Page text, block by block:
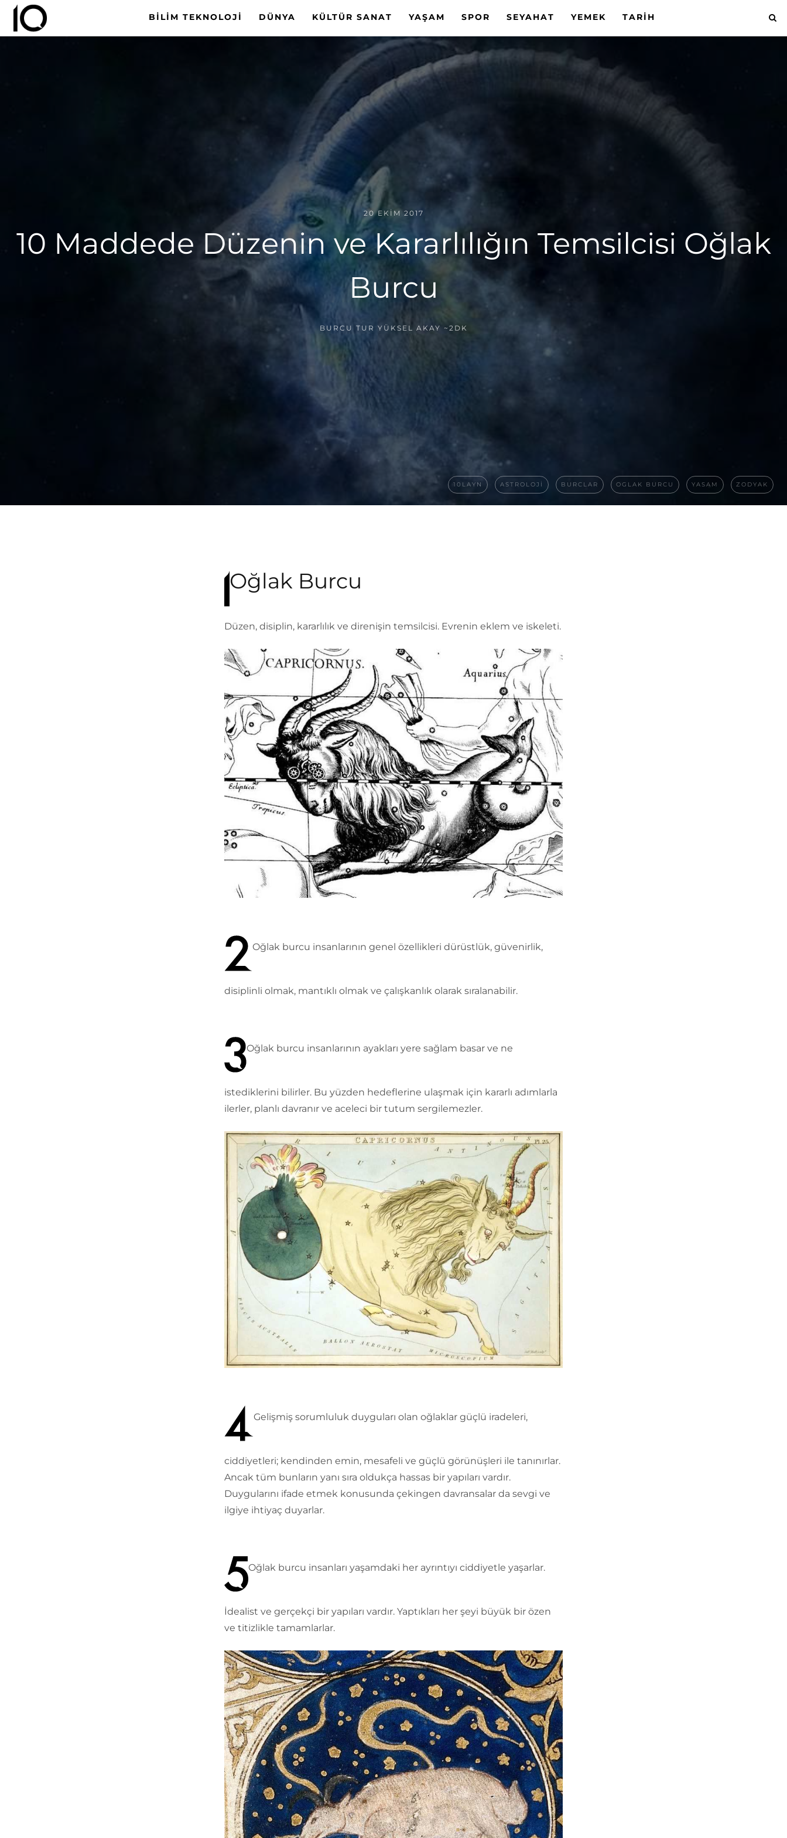
BILIM TEKNOLOJI DÜNYA KÜLTÜR SANAT YAŞAM SPOR SEYAHAT YEMEK TARIH
20 EKIM 2017
10 Maddede Düzenin ve Kararlılığın Temsilcisi Oğlak
Burcu
BURCU TUR YÜKSEL AKAY ~2DK
10LAYN ASTROLOJI BURCLAR OGLAK BURCU YASAM ZODYAK
Oğlak Burcu
Düzen, disiplin, kararlılık ve direnişin temsilcisi. Evrenin eklem ve iskeleti.
Oğlak burcu insanlarının genel özellikleri dürüstlük, güvenirlik,
disiplinli olmak, mantıklı olmak ve çalışkanlık olarak sıralanabilir.
Oğlak burcu insanlarının ayakları yere sağlam basar ve ne
istediklerini bilirler. Bu yüzden hedeflerine ulaşmak için kararlı adımlarla
ilerler, planlı davranır ve aceleci bir tutum sergilemezler.
Gelişmiş sorumluluk duyguları olan oğlaklar güçlü iradeleri,
ciddiyetleri; kendinden emin, mesafeli ve güçlü görünüşleri ile tanınırlar.
Ancak tüm bunların yanı sıra oldukça hassas bir yapıları vardır.
Duygularını ifade etmek konusunda çekingen davransalar da sevgi ve
ilgiye ihtiyaç duyarlar.
Oğlak burcu insanları yaşamdaki her ayrıntıyı ciddiyetle yaşarlar.
İdealist ve gerçekçi bir yapıları vardır. Yaptıkları her şeyi büyük bir özen
ve titizlikle tamamlarlar.